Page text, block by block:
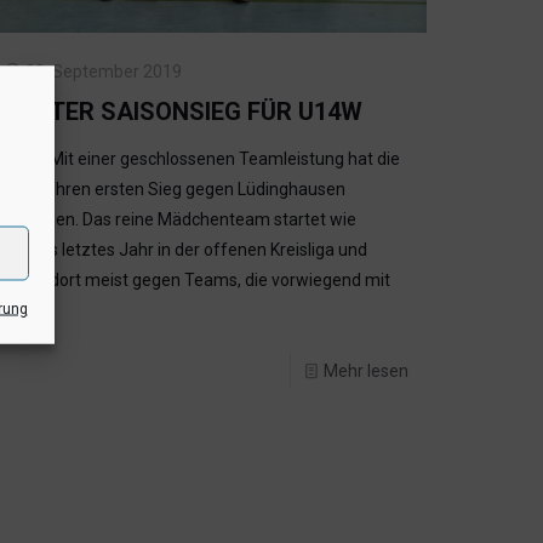
30. September 2019
ERSTER SAISONSIEG FÜR U14W
(abp) Mit einer geschlossenen Teamleistung hat die
U14w ihren ersten Sieg gegen Lüdinghausen
errungen. Das reine Mädchenteam startet wie
bereits letztes Jahr in der offenen Kreisliga und
spielt dort meist gegen Teams, die vorwiegend mit
[…]
Mehr lesen